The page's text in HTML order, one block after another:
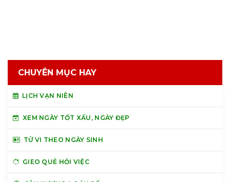
CHUYÊN MỤC HAY
LỊCH VẠN NIÊN
XEM NGÀY TỐT XẤU, NGÀY ĐẸP
TỬ VI THEO NGÀY SINH
GIEO QUẺ HỎI VIỆC